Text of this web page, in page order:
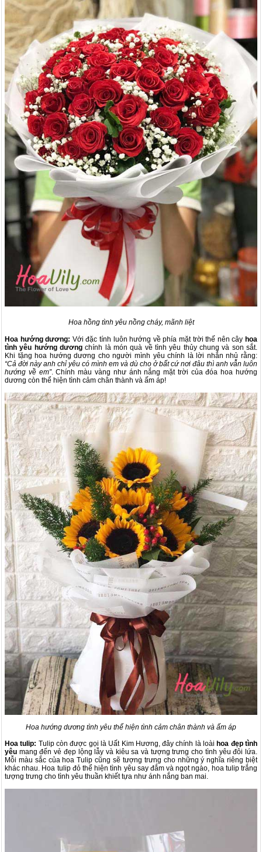
Hoa hồng tình yêu nồng cháy, mãnh liệt
Hoa hướng dương: Với đặc tính luôn hướng về phía mặt trời thế nên cây hoa
tình yêu hướng dương chính là món quà về tình yêu thủy chung và son sắt.
Khi tặng hoa hướng dương cho người mình yêu chính là lời nhắn nhủ rằng:
“Cả đời này anh chỉ yêu có mình em và dù cho ở bất cứ nơi đâu thì anh vẫn luôn
hướng về em”. Chính màu vàng như ánh nắng mặt trời của đóa hoa hướng
dương còn thể hiện tình cảm chân thành và ấm áp!
Hoa hướng dương tình yêu thể hiện tình cảm chân thành và ấm áp
Hoa tulip: Tulip còn được gọi là Uất Kim Hương, đây chính là loài hoa đẹp tình
yêu mang đến vẻ đẹp lộng lẫy và kiêu sa và tượng trưng cho tình yêu đôi lứa.
Mỗi màu sắc của hoa Tulip cũng sẽ tượng trưng cho những ý nghĩa riêng biệt
khác nhau. Hoa tulip đỏ thể hiện tình yêu say đắm và ngọt ngào, hoa tulip trắng
tượng trưng cho tình yêu thuần khiết tựa như ánh nắng ban mai.